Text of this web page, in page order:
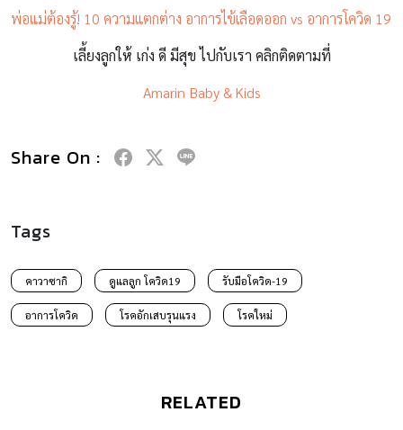
พ่อแม่ต้องรู้! 10 ความแตกต่าง อาการไข้เลือดออก vs อาการโควิด 19
เลี้ยงลูกให้ เก่ง ดี มีสุข ไปกับเรา คลิกติดตามที่
Amarin Baby & Kids
Share On :
Tags
คาวาซากิ ดูแลลูก โควิด19 รับมือโควิด-19
อาการโควิด โรคอักเสบรุนแรง โรคใหม่
RELATED